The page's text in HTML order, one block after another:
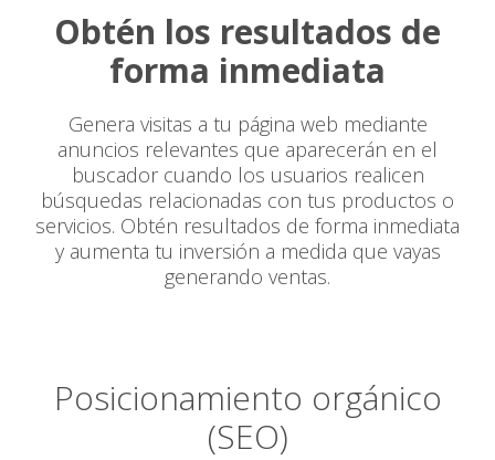
Obtén los resultados de
forma inmediata
Genera visitas a tu página web mediante
anuncios relevantes que aparecerán en el
buscador cuando los usuarios realicen
búsquedas relacionadas con tus productos o
servicios. Obtén resultados de forma inmediata
y aumenta tu inversión a medida que vayas
generando ventas.
Posicionamiento orgánico
(SEO)